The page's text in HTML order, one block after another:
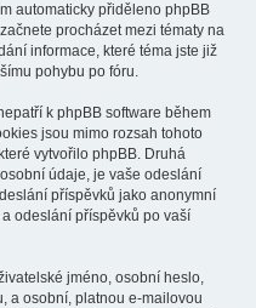
automaticky přiděleno phpBB
procházet mezi tématy na
informace, které téma jste již
pohybu po fóru.
k phpBB software během
jsou mimo rozsah tohoto
vytvořilo phpBB. Druhá
údaje, je vaše odeslání
příspěvků jako anonymní
a odeslání příspěvků po vaší
jméno, osobní heslo,
a osobní, platnou e-mailovou